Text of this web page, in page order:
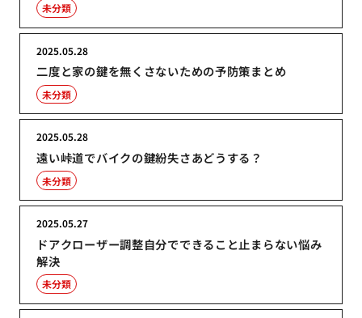
未分類
二度と家の鍵を無くさないための予防策まとめ
2025.05.28
未分類
遠い峠道でバイクの鍵紛失さあどうする？
2025.05.28
未分類
ドアクローザー調整自分でできること止まらない悩み
解決
2025.05.27
未分類